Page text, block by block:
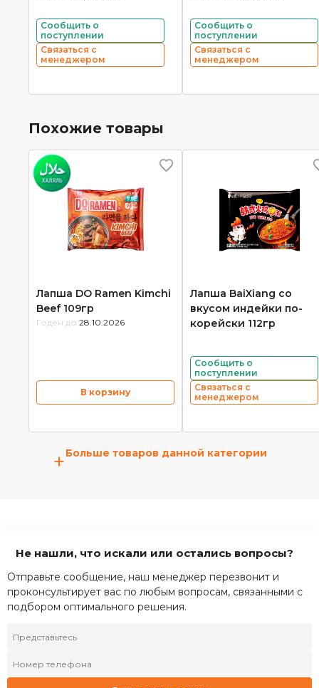
Сообщить о
поступлении
Связаться с
менеджером
Сообщить о
поступлении
Связаться с
менеджером
Похожие товары
Лапша DO Ramen Kimchi
Beef 109гр
Годен до: 28.10.2026
В корзину
Лапша BaiXiang со
вкусом индейки по-
корейски 112гр
Сообщить о
поступлении
Связаться с
менеджером
+Больше товаров данной категории
Не нашли, что искали или остались вопросы?
Отправьте сообщение, наш менеджер перезвонит и
проконсультирует вас по любым вопросам, связанными с
подбором оптимального решения.